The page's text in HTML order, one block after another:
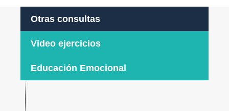
Otras consultas
Video ejercicios
Educación Emocional